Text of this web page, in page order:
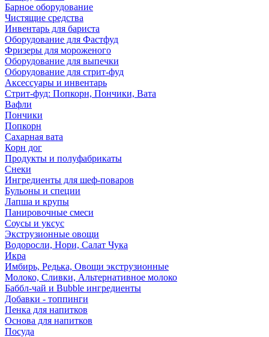
Барное оборудование
Чистящие средства
Инвентарь для бариста
Оборудование для Фастфуд
Фризеры для мороженого
Оборудование для выпечки
Оборудование для стрит-фуд
Аксессуары и инвентарь
Стрит-фуд: Попкорн, Пончики, Вата
Вафли
Пончики
Попкорн
Сахарная вата
Корн дог
Продукты и полуфабрикаты
Снеки
Ингредиенты для шеф-поваров
Бульоны и специи
Лапша и крупы
Панировочные смеси
Соусы и уксус
Экструзионные овощи
Водоросли, Нори, Салат Чука
Икра
Имбирь, Редька, Овощи экструзионные
Молоко, Сливки, Альтернативное молоко
Баббл-чай и Bubble ингредиенты
Добавки - топпинги
Пенка для напитков
Основа для напитков
Посуда